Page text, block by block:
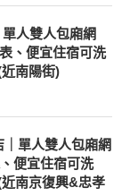
單人雙人包廂網
、便宜住宿可洗
南陽街)
｜單人雙人包廂網
便宜住宿可洗
南京復興&忠孝